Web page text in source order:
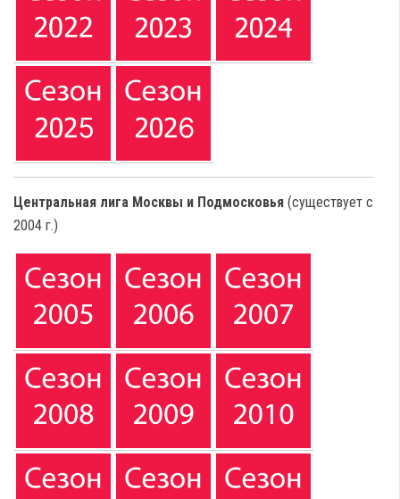
Центральная лига Москвы и Подмосковья (существует с
2004 г.)